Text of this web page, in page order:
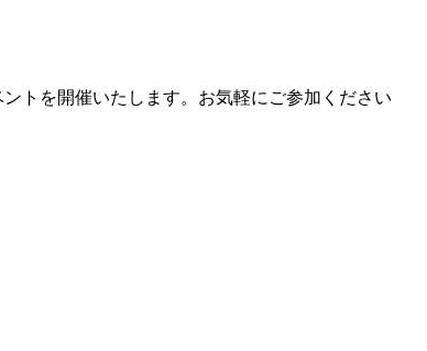
トを開催いたします。お気軽にご参加ください